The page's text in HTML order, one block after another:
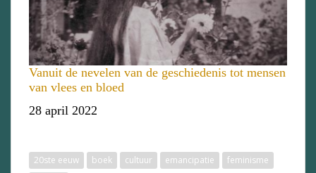
Vanuit de nevelen van de geschiedenis tot mensen
van vlees en bloed
Datum
28 april 2022
20ste eeuw boek cultuur emancipatie
feminisme